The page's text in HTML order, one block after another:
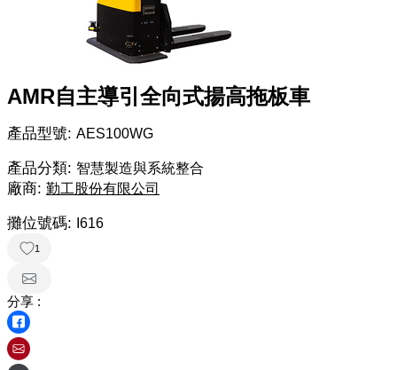
AMR自主導引全向式揚高拖板車
產品型號: AES100WG
產品分類: 智慧製造與系統整合
廠商: 勤工股份有限公司
攤位號碼: I616
1
分享 :